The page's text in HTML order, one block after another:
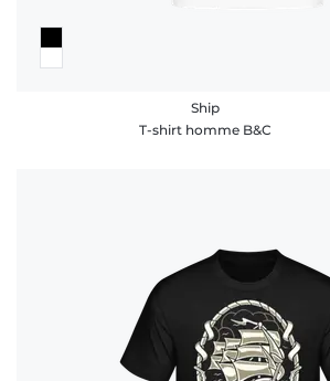
Ship
T-shirt homme B&C